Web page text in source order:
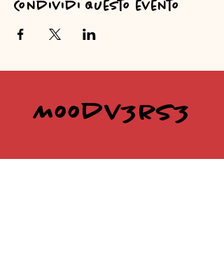
Condividi questo evento
Moodv3rs3